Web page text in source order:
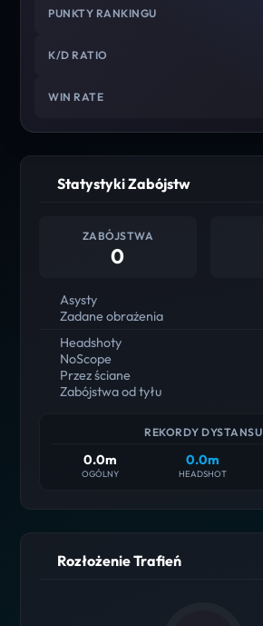
PUNKTY RANKINGU
K/D RATIO
WIN RATE
Statystyki Zabójstw
ZABÓJSTWA
0
Asysty
Zadane obrażenia
Headshoty
NoScope
Przez ściane
Zabójstwa od tyłu
REKORDY DYSTANSU
0.0m
OGÓLNY
0.0m
HEADSHOT
Rozłożenie Trafień